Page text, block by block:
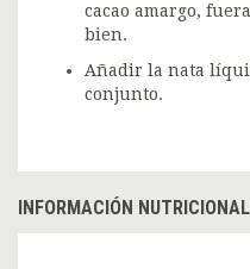
cacao amargo,
bien.
Añadir la nata
conjunto.
INFORMACIÓN